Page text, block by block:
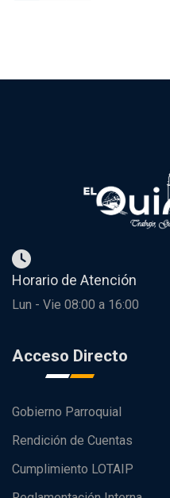
Horario de Atención
Lun - Vie 08:00 a 16:00
Acceso Directo
Gobierno Parroquial
Rendición de Cuentas
Cumplimiento LOTAIP